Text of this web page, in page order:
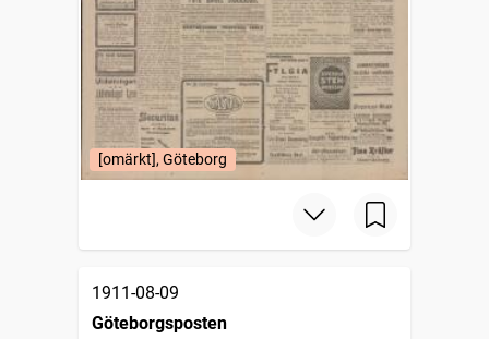
[omärkt], Göteborg
1911-08-09
Göteborgsposten